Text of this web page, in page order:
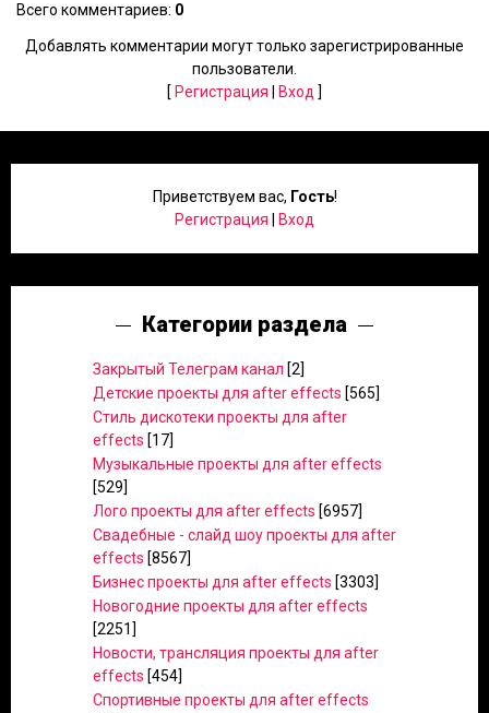
Всего комментариев: 0
Добавлять комментарии могут только зарегистрированные
пользователи.
[ Регистрация Вход ]
Приветствуем вас, Гость!
Регистрация
Вход
Категории раздела
Закрытый Телеграм канал [2]
Детские проекты для after effects [565]
Стиль дискотеки проекты для after
effects [17]
Музыкальные проекты для after effects
[529]
Лого проекты для after effects [6957]
Свадебные - слайд шоу проекты для after
effects [8567]
Бизнес проекты для after effects [3303]
Новогодние проекты для after effects
[2251]
Новости, трансляция проекты для after
effects [454]
Спортивные проекты для after effects